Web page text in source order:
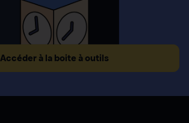
Accéder à la boite à outils